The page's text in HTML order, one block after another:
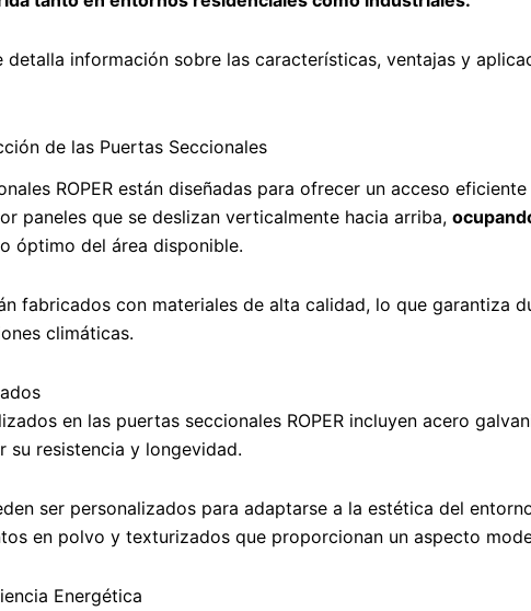
detalla información sobre las características, ventajas y
de las Puertas Seccionales
ROPER están diseñadas para ofrecer un acceso
paneles que se deslizan verticalmente hacia arriba,
óptimo del área disponible.
fabricados con materiales de alta calidad, lo que garantiza
climáticas.
en las puertas seccionales ROPER incluyen acero
su resistencia y longevidad.
ser personalizados para adaptarse a la estética del
en polvo y texturizados que proporcionan un aspecto
Energética